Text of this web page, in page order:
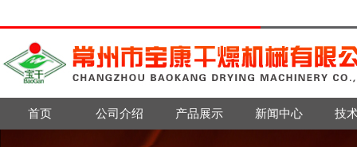
首页 公司介绍 产品展示 新闻中心 技